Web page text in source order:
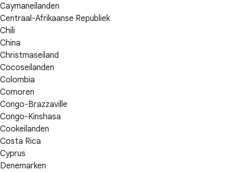
Caymaneilanden
Centraal-Afrikaanse Republiek
Chili
China
Christmaseiland
Cocoseilanden
Colombia
Comoren
Congo-Brazzaville
Congo-Kinshasa
Cookeilanden
Costa Rica
Cyprus
Denemarken